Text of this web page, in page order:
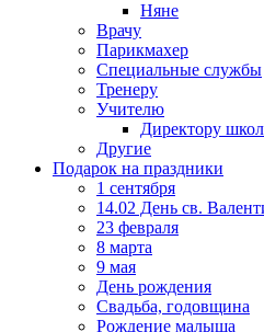
Няне
Врачу
Парикмахер
Специальные службы
Тренеру
Учителю
Директору
Другие
Подарок на праздники
1 сентября
14.02 День св.
23 февраля
8 марта
9 мая
День рождения
Свадьба, годовщина
Рождение малыша